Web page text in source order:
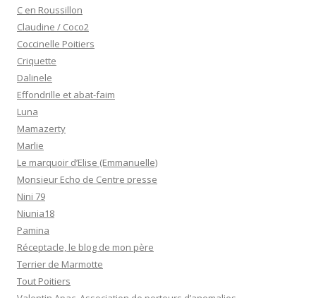
C en Roussillon
Claudine / Coco2
Coccinelle Poitiers
Criquette
Dalinele
Effondrille et abat-faim
Luna
Mamazerty
Marlie
Le marquoir d’Elise (Emmanuelle)
Monsieur Echo de Centre presse
Nini 79
Niunia18
Pamina
Réceptacle, le blog de mon père
Terrier de Marmotte
Tout Poitiers